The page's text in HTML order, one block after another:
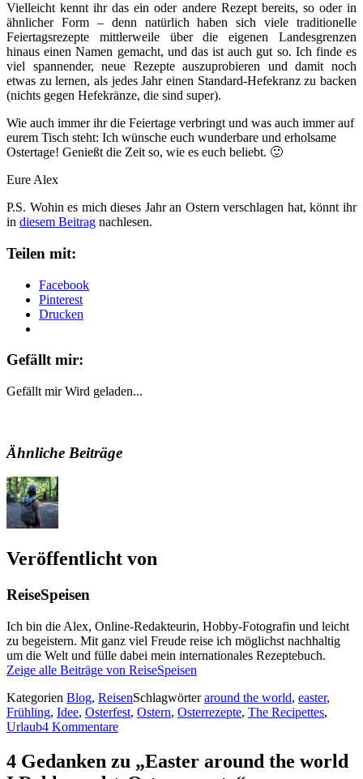
Vielleicht kennt ihr das ein oder andere Rezept bereits, so oder in
ähnlicher Form – denn natürlich haben sich viele traditionelle
Feiertagsrezepte mittlerweile über die eigenen Landesgrenzen
hinaus einen Namen gemacht, und das ist auch gut so. Ich finde es
viel spannender, neue Rezepte auszuprobieren und damit noch
etwas zu lernen, als jedes Jahr einen Standard-Hefekranz zu backen
(nichts gegen Hefekränze, die sind super).
Wie auch immer ihr die Feiertage verbringt und was auch immer auf
eurem Tisch steht: Ich wünsche euch wunderbare und erholsame
Ostertage! Genießt die Zeit so, wie es euch beliebt. 🙂
Eure Alex
P.S. Wohin es mich dieses Jahr an Ostern verschlagen hat, könnt ihr
in diesem Beitrag nachlesen.
Teilen mit:
Facebook
Pinterest
Drucken
Gefällt mir:
Gefällt mir Wird geladen...
Ähnliche Beiträge
Veröffentlicht von
ReiseSpeisen
Ich bin die Alex, Online-Redakteurin, Hobby-Fotografin und leicht
zu begeistern. Mit ganz viel Freude reise ich möglichst nachhaltig
um die Welt und fülle dabei mein internationales Rezeptebuch.
Zeige alle Beiträge von ReiseSpeisen
Kategorien Blog, ReisenSchlagwörteraround the world, easter,
Frühling, Idee, Osterfest, Ostern, Osterrezepte, The Recipettes,
Urlaub4 Kommentare
4 Gedanken zu „Easter around the world